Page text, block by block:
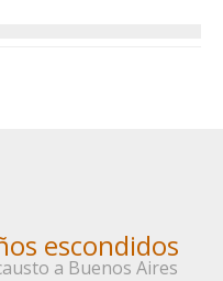
escondidos
a Buenos Aires